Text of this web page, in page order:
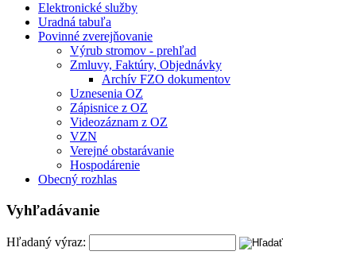
Elektronické služby
Uradná tabuľa
Povinné zverejňovanie
Výrub stromov - prehľad
Zmluvy, Faktúry, Objednávky
Archív FZO dokumentov
Uznesenia OZ
Zápisnice z OZ
Videozáznam z OZ
VZN
Verejné obstarávanie
Hospodárenie
Obecný rozhlas
Vyhľadávanie
Hľadaný výraz: